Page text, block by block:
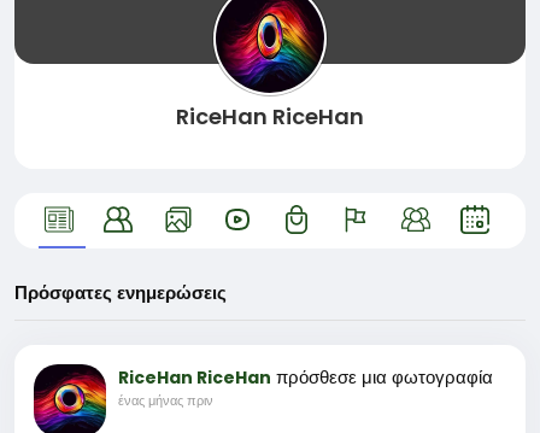
RiceHan RiceHan
Πρόσφατες ενημερώσεις
RiceHan RiceHan πρόσθεσε μια φωτογραφία
ένας μήνας πριν